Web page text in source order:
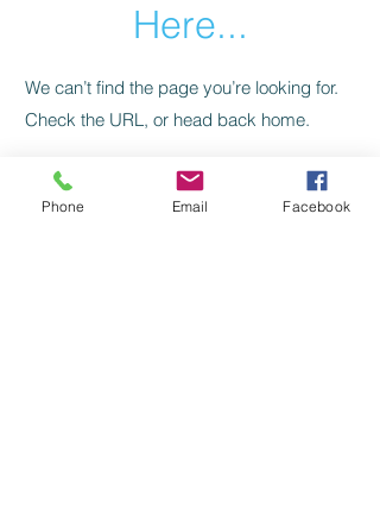
Here...
We can’t find the page you’re looking for.
Check the URL, or head back home.
Go Home
Phone Email Facebook